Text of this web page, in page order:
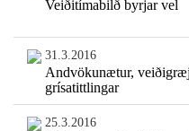
Veiðitímabilð byrjar vel
31.3.2016
Andvökunætur,
grísatittlingar
25.3.2016